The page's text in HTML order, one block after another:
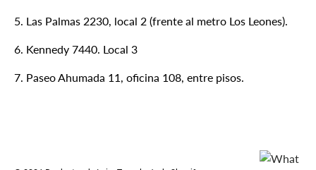
5. Las Palmas 2230, local 2 (frente al metro Los Leones).
6. Kennedy 7440. Local 3
7. Paseo Ahumada 11, oficina 108, entre pisos.